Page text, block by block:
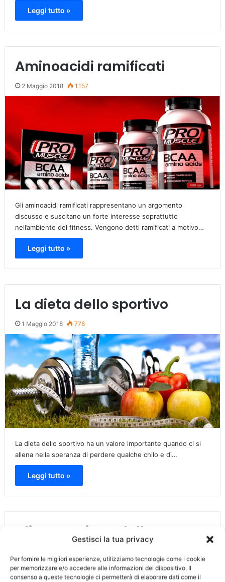
Gestisci la tua privacy
Per fornire le migliori esperienze, utilizziamo tecnologie come i cookie
per memorizzare e/o accedere alle informazioni del dispositivo. Il
consenso a queste tecnologie ci permetterà di elaborare dati come il
Leggi tutto »
Aminoacidi ramificati
2 Maggio 2018 1.157
Gli aminoacidi ramificati rappresentano un argomento
discusso e suscitano un forte interesse soprattutto
nell’ambiente del fitness. Vengono detti ramificati a motivo…
Leggi tutto »
La dieta dello sportivo
1 Maggio 2018 778
La dieta dello sportivo ha un valore importante quando ci si
allena nella speranza di perdere qualche chilo e di…
Leggi tutto »
Alimentazione dello
1 Maggio 2018 1.200